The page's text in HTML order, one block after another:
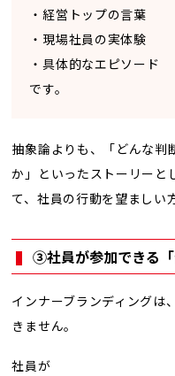
・経営トップの言葉
・現場社員の実体験
・具体的なエピソード
です。
抽象論よりも、「どんな判
か」といったストーリーと
て、社員の行動を望ましい
③社員が参加できる
インナーブランディングは
きません。
社員が